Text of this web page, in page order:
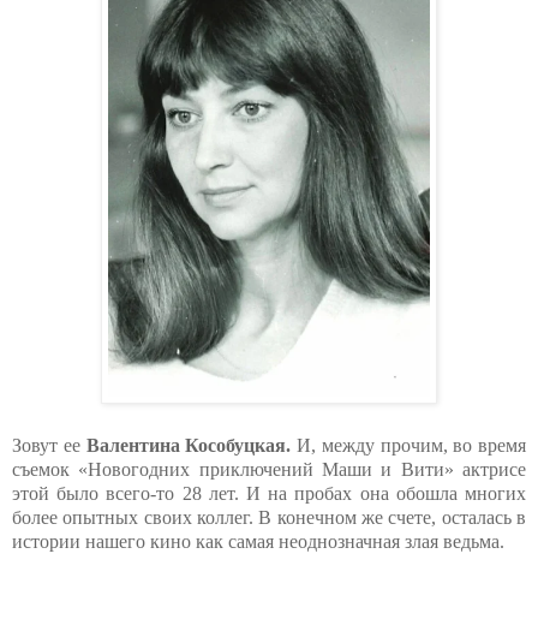
Зовут ее Валентина Кособуцкая. И, между прочим, во время
съемок «Новогодних приключений Маши и Вити» актрисе
этой было всего-то 28 лет. И на пробах она обошла многих
более опытных своих коллег. В конечном же счете, осталась в
истории нашего кино как самая неоднозначная злая ведьма.